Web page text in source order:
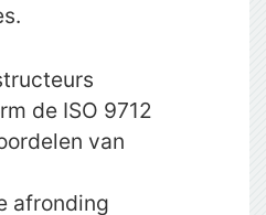
de ISO 9712
van
afronding